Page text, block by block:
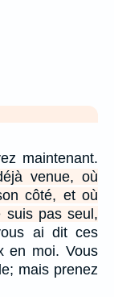
maintenant.
venue, où
côté, et où
suis pas seul,
ai dit ces
en moi. Vous
mais prenez